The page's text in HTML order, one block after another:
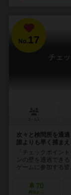
No.17
チェ
次々と検問所を通
誰よりも早く捕まえ
「チェックポイン
ンの壁を通過でき
ゲームに参加する
70
興味あり